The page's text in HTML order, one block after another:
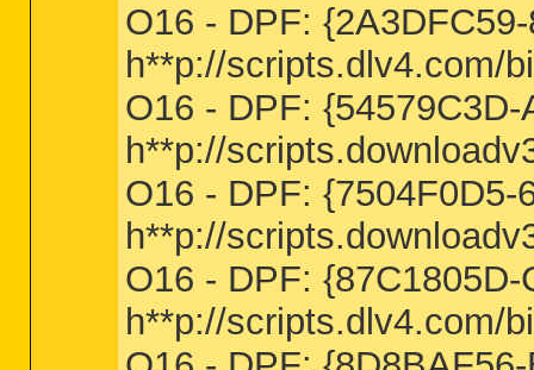
O16 - DPF:
h**p://scripts.dlv4.com/
O16 - DPF:
h**p://
O16 - DPF: {7504F0D5-
h**p://
O16 - DPF:
h**p://scripts.dlv4.com/